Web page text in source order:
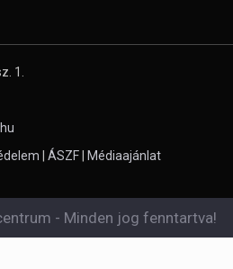
1.
| ÁSZF| Médiaajánlat
- Minden jog fenntartva!